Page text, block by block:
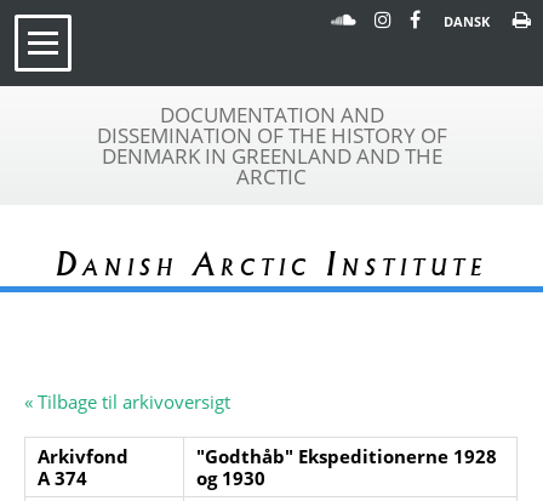
DANSK
DOCUMENTATION AND
DISSEMINATION OF THE HISTORY OF
DENMARK IN GREENLAND AND THE
ARCTIC
Danish Arctic Institute
« Tilbage til arkivoversigt
Arkivfond
A 374
"Godthåb" Ekspeditionerne 1928
og 1930